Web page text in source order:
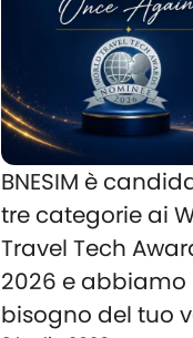
BNESIM è
tre categorie ai
Travel Tech
2026 e abbiamo
bisogno del tuo